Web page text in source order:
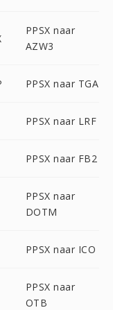
PPSX naar
AZW3
PPSX naar TGA
PPSX naar LRF
PPSX naar FB2
PPSX naar
DOTM
PPSX naar ICO
PPSX naar
OTB